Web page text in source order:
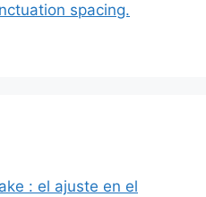
spacing.
: el ajuste en el